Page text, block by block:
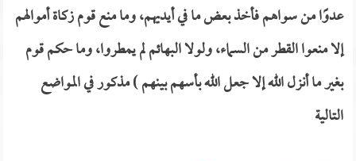
عدوًا من سواهم فأخذ بعض ما في أيديهم، وما منع قوم زكاة أموالهم
إلا منعوا القطر من السماء، ولولا البهائم لم يمطروا، وما حكم قوم
بغير ما أنزل الله إلا جعل الله بأسهم بينهم ) مذكور في المواضع
التالية